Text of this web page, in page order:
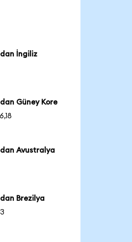
İngiliz
Güney Kore
Avustralya
Brezilya